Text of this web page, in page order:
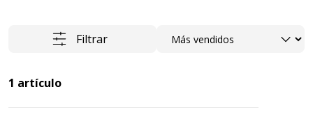
Filtrar Ordenar
1 artículo